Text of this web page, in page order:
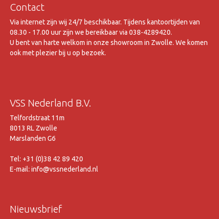
Contact
Via internet zijn wij 24/7 beschikbaar. Tijdens kantoortijden van
08.30 - 17.00 uur zijn we bereikbaar via 038-4289420.
U bent van harte welkom in onze showroom in Zwolle. We komen
ook met plezier bij u op bezoek.
VSS Nederland B.V.
Telfordstraat 11m
8013 RL Zwolle
Marslanden G6
Tel: +31 (0)38 42 89 420
E-mail: info@vssnederland.nl
Nieuwsbrief